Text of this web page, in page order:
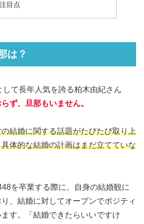
目点
は？
て長年人気を誇る柏木由紀さん
ず、旦那もいません。
結婚に関する話題がたびたび取り上
体的な結婚の計画はまだ立てていな
を卒業する際に、自身の結婚観に
、結婚に対してオープンでポジティ
す。「結婚できたらいいですけ